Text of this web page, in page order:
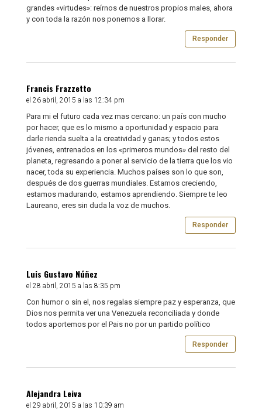
grandes «virtudes»: reírnos de nuestros propios males, ahora
y con toda la razón nos ponemos a llorar.
Responder
Francis Frazzetto
el 26 abril, 2015 a las 12:34 pm
Para mi el futuro cada vez mas cercano: un país con mucho
por hacer, que es lo mismo a oportunidad y espacio para
darle rienda suelta a la creatividad y ganas; y todos estos
jóvenes, entrenados en los «primeros mundos» del resto del
planeta, regresando a poner al servicio de la tierra que los vio
nacer, toda su experiencia. Muchos países son lo que son,
después de dos guerras mundiales. Estamos creciendo,
estamos madurando, estamos aprendiendo. Siempre te leo
Laureano, eres sin duda la voz de muchos.
Responder
Luis Gustavo Núñez
el 28 abril, 2015 a las 8:35 pm
Con humor o sin el, nos regalas siempre paz y esperanza, que
Dios nos permita ver una Venezuela reconciliada y donde
todos aportemos por el Pais no por un partido político
Responder
Alejandra Leiva
el 29 abril, 2015 a las 10:39 am